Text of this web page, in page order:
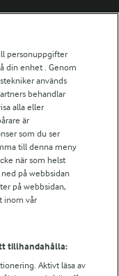
personuppgifter
din enhet . Genom
används
behandlar
alla eller
är
som du ser
till denna meny
när som helst
på webbsidan
på webbsidan,
inom vår
tillhandahålla:
Aktivt läsa av